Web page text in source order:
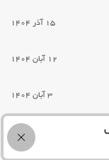
15 آذر 1404
12 آبان 1404
3 آبان 1404